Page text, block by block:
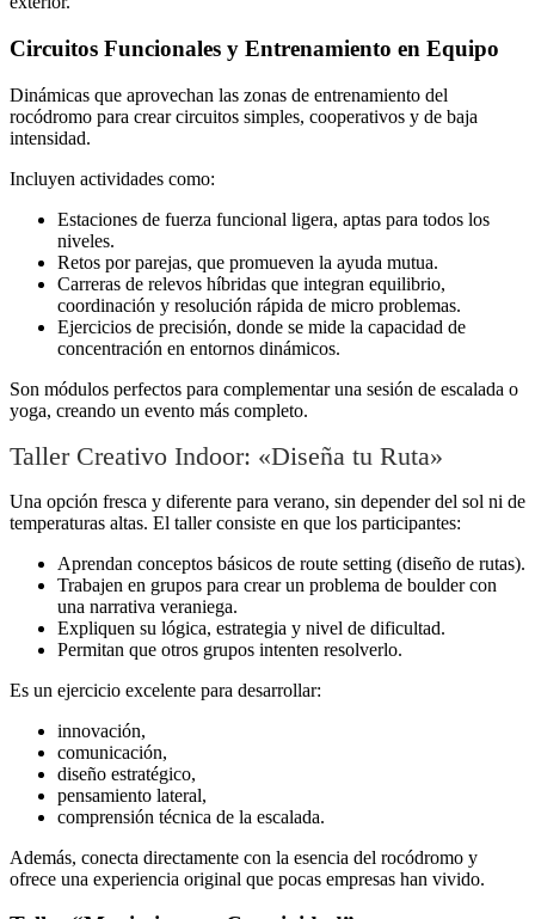
Circuitos Funcionales y Entrenamiento en Equipo
Dinámicas que aprovechan las zonas de entrenamiento del
rocódromo para crear circuitos simples, cooperativos y de baja
intensidad.
Incluyen actividades como:
Estaciones de fuerza funcional ligera, aptas para todos los
niveles.
Retos por parejas, que promueven la ayuda mutua.
Carreras de relevos híbridas que integran equilibrio,
coordinación y resolución rápida de micro problemas.
Ejercicios de precisión, donde se mide la capacidad de
concentración en entornos dinámicos.
Son módulos perfectos para complementar una sesión de escalada o
yoga, creando un evento más completo.
Taller Creativo Indoor: «Diseña tu Ruta»
Una opción fresca y diferente para verano, sin depender del sol ni de
temperaturas altas. El taller consiste en que los participantes:
Aprendan conceptos básicos de route setting (diseño de rutas).
Trabajen en grupos para crear un problema de boulder con
una narrativa veraniega.
Expliquen su lógica, estrategia y nivel de dificultad.
Permitan que otros grupos intenten resolverlo.
Es un ejercicio excelente para desarrollar:
innovación,
comunicación,
diseño estratégico,
pensamiento lateral,
comprensión técnica de la escalada.
Además, conecta directamente con la esencia del rocódromo y
ofrece una experiencia original que pocas empresas han vivido.